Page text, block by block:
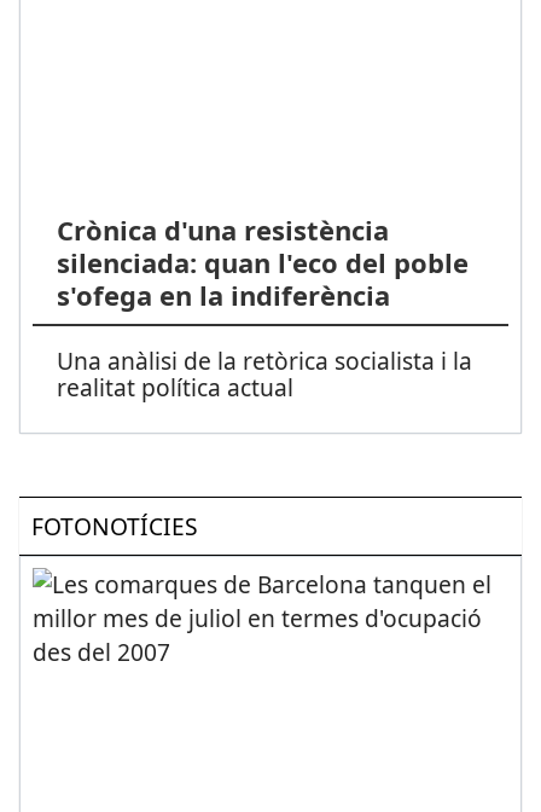
Crònica d'una resistència
silenciada: quan l'eco del poble
s'ofega en la indiferència
Una anàlisi de la retòrica socialista i la
realitat política actual
FOTONOTÍCIES